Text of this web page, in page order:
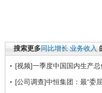
搜索更多同比增长 业务收入
[视频]一季度中国国内生产
[公司调查]中恒集团：最“委